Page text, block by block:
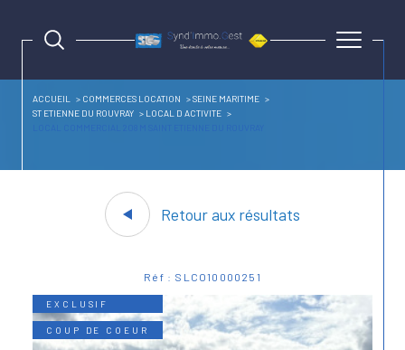
ACCUEIL COMMERCES LOCATION
SEINE MARITIME
ST ETIENNE DU ROUVRAY
LOCAL D ACTIVITE
Retour aux résultats
Réf : SLCO10000251
EXCLUSIF
COUP DE COEUR